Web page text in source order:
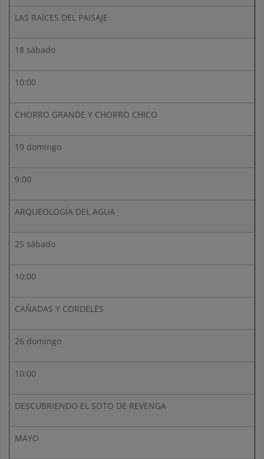
LAS RAÍCES DEL PAISAJE
18 sábado
10:00
CHORRO GRANDE Y CHORRO CHICO
19 domingo
9:00
ARQUEOLOGÍA DEL AGUA
25 sábado
10:00
CAÑADAS Y CORDELES
26 domingo
10:00
DESCUBRIENDO EL SOTO DE REVENGA
MAYO